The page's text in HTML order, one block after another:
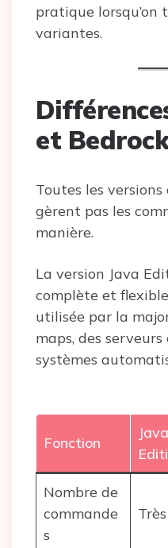
pratique lorsqu’on
variantes.
et Bedrock
Toutes les
gèrent pas les
manière.
La version Java
complète et
utilisée par la
maps, des
systèmes
Fonction
Java
Nombre de
commande
s